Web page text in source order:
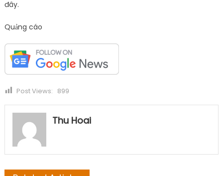
đây.
Quảng cáo
Post Views: 899
Thu Hoai